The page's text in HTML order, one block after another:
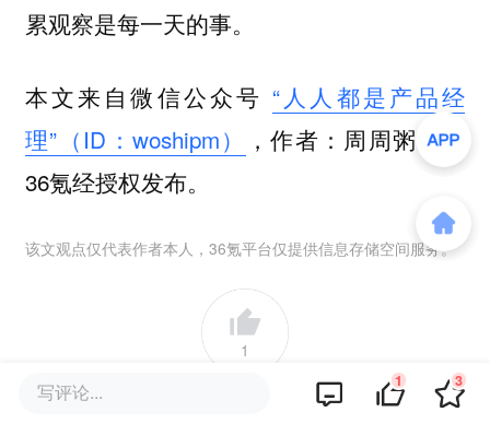
累观察是每一天的事。
本文来自微信公众号 “人人都是产品经
理”（ID：woshipm）
，作者：周周粥粥，
36氪经授权发布。
该文观点仅代表作者本人，36氪平台仅提供信息存储空间服务。
1
好文章，需要你的鼓励
写评论... 1 3